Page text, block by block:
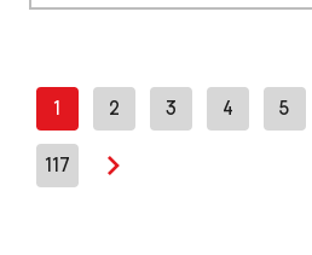
1 2 3 4 5
117